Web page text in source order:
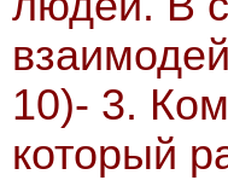
10)- 3.
который